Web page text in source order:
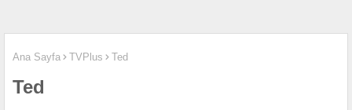
Ana Sayfa TVPlus Ted
Ted